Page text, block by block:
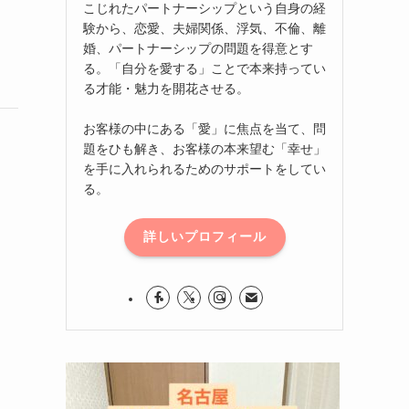
こじれたパートナーシップという自身の経
験から、恋愛、夫婦関係、浮気、不倫、離
婚、パートナーシップの問題を得意とす
る。「自分を愛する」ことで本来持ってい
る才能・魅力を開花させる。
お客様の中にある「愛」に焦点を当て、問
題をひも解き、お客様の本来望む「幸せ」
を手に入れられるためのサポートをしてい
る。
詳しいプロフィール